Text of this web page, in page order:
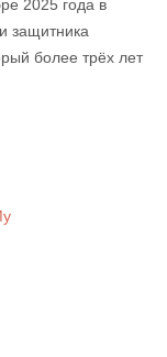
2025 года в
защитника
более трёх лет